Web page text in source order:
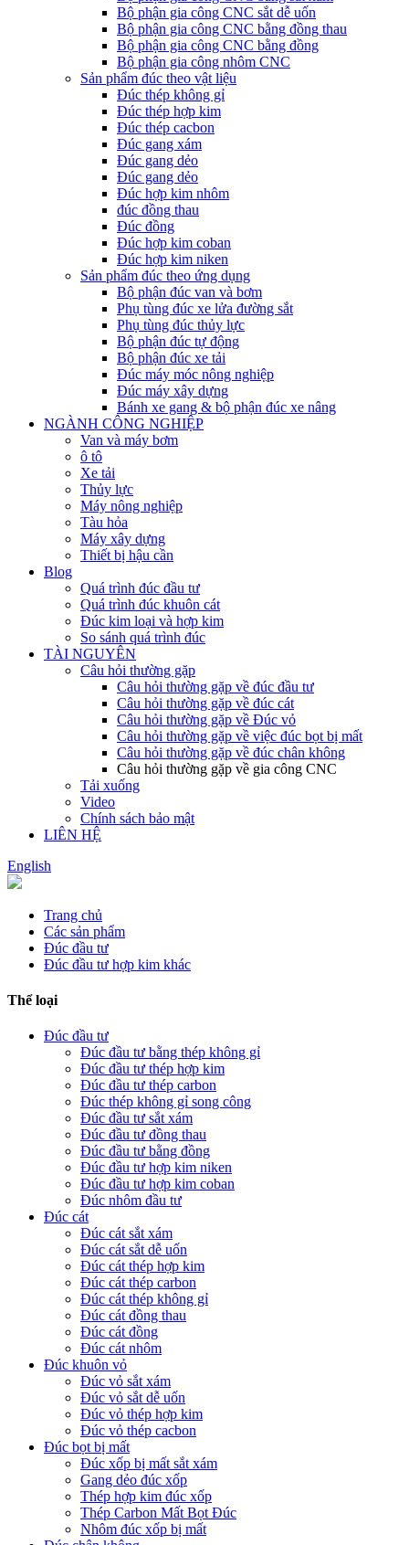
Bộ phận gia công CNC sắt dễ uốn
Bộ phận gia công CNC bằng đồng thau
Bộ phận gia công CNC bằng đồng
Bộ phận gia công nhôm CNC
Sản phẩm đúc theo vật liệu
Đúc thép không gỉ
Đúc thép hợp kim
Đúc thép cacbon
Đúc gang xám
Đúc gang dẻo
Đúc gang dẻo
Đúc hợp kim nhôm
đúc đồng thau
Đúc đồng
Đúc hợp kim coban
Đúc hợp kim niken
Sản phẩm đúc theo ứng dụng
Bộ phận đúc van và bơm
Phụ tùng đúc xe lửa đường sắt
Phụ tùng đúc thủy lực
Bộ phận đúc tự động
Bộ phận đúc xe tải
Đúc máy móc nông nghiệp
Đúc máy xây dựng
Bánh xe gang & bộ phận đúc xe nâng
NGÀNH CÔNG NGHIỆP
Van và máy bơm
ô tô
Xe tải
Thủy lực
Máy nông nghiệp
Tàu hỏa
Máy xây dựng
Thiết bị hậu cần
Blog
Quá trình đúc đầu tư
Quá trình đúc khuôn cát
Đúc kim loại và hợp kim
So sánh quá trình đúc
TÀI NGUYÊN
Câu hỏi thường gặp
Câu hỏi thường gặp về đúc đầu tư
Câu hỏi thường gặp về đúc cát
Câu hỏi thường gặp về Đúc vỏ
Câu hỏi thường gặp về việc đúc bọt bị mất
Câu hỏi thường gặp về đúc chân không
Câu hỏi thường gặp về gia công CNC
Tải xuống
Video
Chính sách bảo mật
LIÊN HỆ
English
Trang chủ
Các sản phẩm
Đúc đầu tư
Đúc đầu tư hợp kim khác
Thể loại
Đúc đầu tư
Đúc đầu tư bằng thép không gỉ
Đúc đầu tư thép hợp kim
Đúc đầu tư thép carbon
Đúc thép không gỉ song công
Đúc đầu tư sắt xám
Đúc đầu tư đồng thau
Đúc đầu tư bằng đồng
Đúc đầu tư hợp kim niken
Đúc đầu tư hợp kim coban
Đúc nhôm đầu tư
Đúc cát
Đúc cát sắt xám
Đúc cát sắt dễ uốn
Đúc cát thép hợp kim
Đúc cát thép carbon
Đúc cát thép không gỉ
Đúc cát đồng thau
Đúc cát đồng
Đúc cát nhôm
Đúc khuôn vỏ
Đúc vỏ sắt xám
Đúc vỏ sắt dễ uốn
Đúc vỏ thép hợp kim
Đúc vỏ thép cacbon
Đúc bọt bị mất
Đúc xốp bị mất sắt xám
Gang dẻo đúc xốp
Thép hợp kim đúc xốp
Thép Carbon Mất Bọt Đúc
Nhôm đúc xốp bị mất